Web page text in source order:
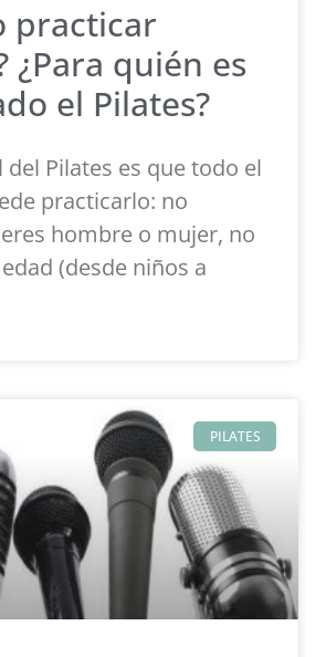
practicar
¿Para quién es
el Pilates?
del Pilates es que todo el
practicarlo: no
hombre o mujer, no
(desde niños a
PILATES